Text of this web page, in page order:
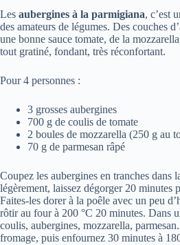
Les aubergines à la parmigiana, c’est
des amateurs de légumes. Des couches
une bonne sauce tomate, de la
tout gratiné, fondant, très réconfortant.
Pour 4 personnes :
3 grosses aubergines
700 g de coulis de tomate
2 boules de mozzarella (250 g au
70 g de parmesan râpé
Coupez les aubergines en tranches dans
légèrement, laissez dégorger 20 minutes
Faites-les dorer à la poêle avec un peu
rôtir au four à 200 °C 20 minutes. Dans
coulis, aubergines, mozzarella,
fromage, puis enfournez 30 minutes à